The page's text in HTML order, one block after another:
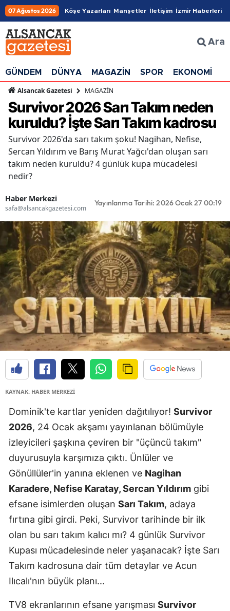
07 Ağustos 2026 Köşe Yazarları Manşetler İletişim İzmir Haberleri
Ara
GÜNDEM DÜNYA MAGAZİN SPOR EKONOMİ
Alsancak Gazetesi MAGAZİN
Survivor 2026 Sarı Takım neden
kuruldu? İşte Sarı Takım kadrosu
Survivor 2026'da sarı takım şoku! Nagihan, Nefise,
Sercan Yıldırım ve Barış Murat Yağcı'dan oluşan sarı
takım neden kuruldu? 4 günlük kupa mücadelesi
nedir?
Haber Merkezi
safa@alsancakgazetesi.com
Yayınlanma Tarihi: 2026 Ocak 27 00:19
KAYNAK: HABER MERKEZİ
Dominik'te kartlar yeniden dağıtılıyor! Survivor
2026, 24 Ocak akşamı yayınlanan bölümüyle
izleyicileri şaşkına çeviren bir "üçüncü takım"
duyurusuyla karşımıza çıktı. Ünlüler ve
Gönüllüler'in yanına eklenen ve Nagihan
Karadere, Nefise Karatay, Sercan Yıldırım gibi
efsane isimlerden oluşan Sarı Takım, adaya
fırtına gibi girdi. Peki, Survivor tarihinde bir ilk
olan bu sarı takım kalıcı mı? 4 günlük Survivor
Kupası mücadelesinde neler yaşanacak? İşte Sarı
Takım kadrosuna dair tüm detaylar ve Acun
Ilıcalı'nın büyük planı...
TV8 ekranlarının efsane yarışması Survivor